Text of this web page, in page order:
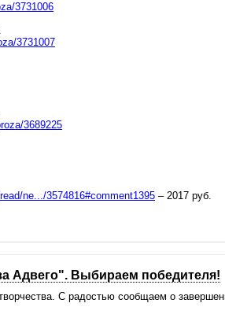
3731006
3731007
3689225
ne.../3574816#comment1395 – 2017 руб.
Адвего". Выбираем победителя!
С радостью сообщаем о